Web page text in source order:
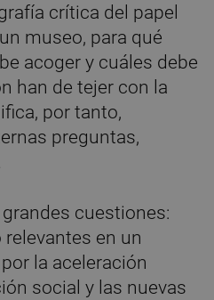
crítica del papel
museo, para qué
acoger y cuáles debe
han de tejer con la
por tanto,
preguntas,
cuestiones:
en un
la aceleración
social y las nuevas